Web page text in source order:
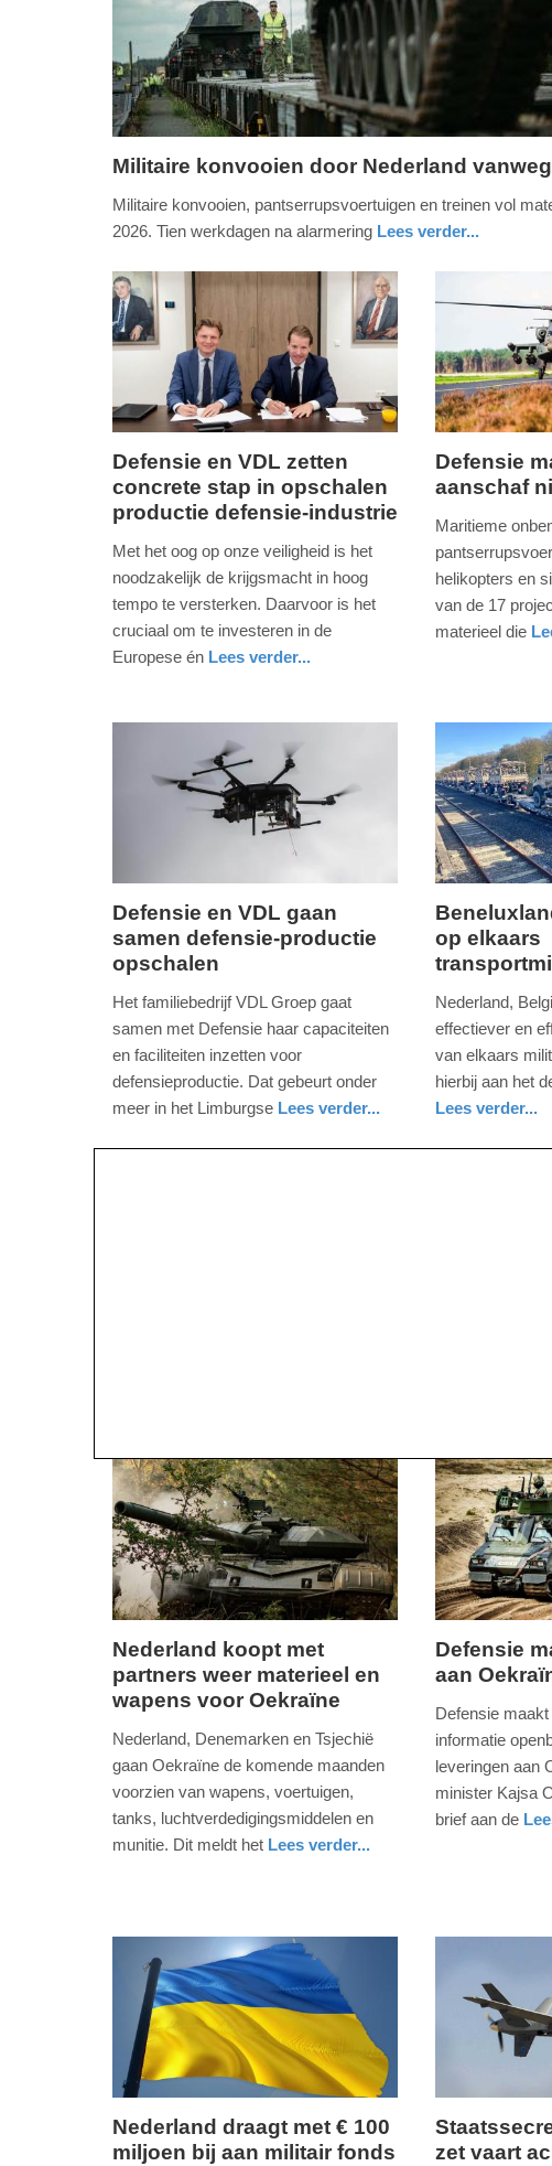
2026
-
15:30
02-
06-
2026
18:16
Militaire konvooien door Nederland
Militaire konvooien, pantserrupsvoertuigen en treinen vol
2026. Tien werkdagen na alarmering Lees verder...
woensdag,
2.
19:42
Update:
07-
Defensie en VDL zetten
concrete stap in opschalen
productie defensie-industrie
Met het oog op onze veiligheid is het
noodzakelijk de krijgsmacht in hoog
tempo te versterken. Daarvoor is het
cruciaal om te investeren in de
Europese én Lees verder...
woensdag,
2025
04-
2025
19:38
Defensie
aanschaf
Maritieme
helikopters en
van de 17
materieel die
vrijdag,
21.
09-
Defensie en VDL gaan
samen defensie-productie
opschalen
Het familiebedrijf VDL Groep gaat
samen met Defensie haar capaciteiten
en faciliteiten inzetten voor
defensieproductie. Dat gebeurt onder
meer in het Limburgse Lees verder...
woensdag,
11.
09-
op elkaars
Nederland,
effectiever en
van elkaars
hierbij aan het
Lees verder...
holland
woensdag,
20.
-
2025
09:10
Nederland koopt met
partners weer materieel en
wapens voor Oekraïne
Nederland, Denemarken en Tsjechië
gaan Oekraïne de komende maanden
voorzien van wapens, voertuigen,
tanks, luchtverdedigingsmiddelen en
munitie. Dit meldt het Lees verder...
vrijdag,
2025
Defensie
aan
Defensie
informatie
leveringen aan
minister Kajsa
brief aan de
donderdag,
Nederland draagt met € 100
miljoen bij aan militair fonds
dinsdag,
zet vaart